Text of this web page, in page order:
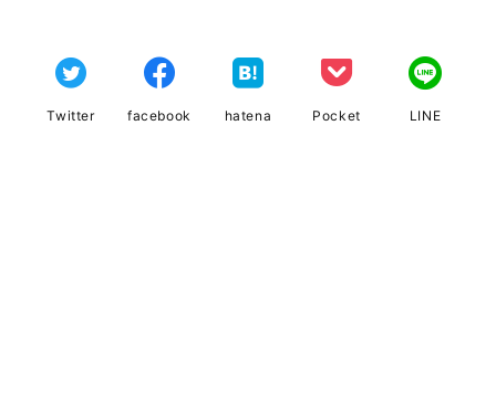
Twitter facebook hatena Pocket LINE